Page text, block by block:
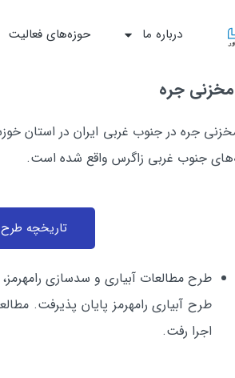
درباره ما حوزه‌‌های فعالیت
جره
جنوب غربي زاگرس واقع شده است.
تاريخچه طرح
اجرا رفت.